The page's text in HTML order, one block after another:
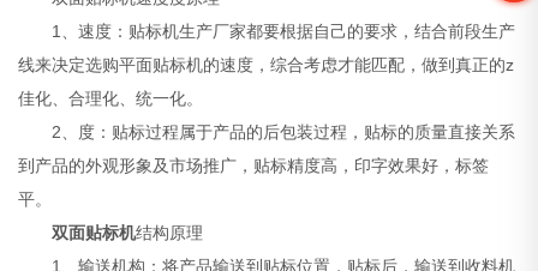
1、速度：贴标机生产厂家都要根据自己的要求，结合前段生产
线来决定选购平面贴标机的速度，综合考虑才能匹配，做到真正的z
佳化、合理化、统一化。
2、度：贴标过程属于产品的后包装过程，贴标的质量直接关系
到产品的外观形象及市场推广，贴标精度高，印字效果好，标签
平。
双面贴标机结构原理
1、输送机构：将产品输送到贴标位置，贴标后，输送到收料机